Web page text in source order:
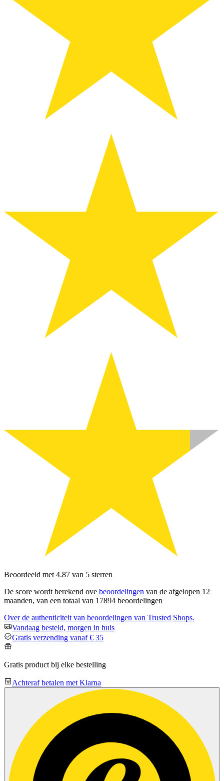
Beoordeeld met 4.87 van 5 sterren
De score wordt berekend ove beoordelingen van de afgelopen 12
maanden, van een totaal van 17894 beoordelingen
Over de authenticiteit van beoordelingen van Trusted Shops.
Vandaag besteld, morgen in huis
Gratis verzending vanaf € 35
Gratis product bij elke bestelling
Achteraf betalen met Klarna